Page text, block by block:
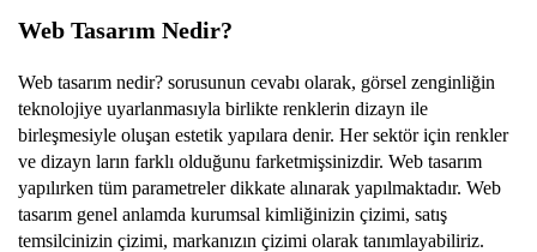
Web Tasarım Nedir?
Web tasarım nedir? sorusunun cevabı olarak, görsel zenginliğin
teknolojiye uyarlanmasıyla birlikte renklerin dizayn ile
birleşmesiyle oluşan estetik yapılara denir. Her sektör için renkler
ve dizayn ların farklı olduğunu farketmişsinizdir. Web tasarım
yapılırken tüm parametreler dikkate alınarak yapılmaktadır. Web
tasarım genel anlamda kurumsal kimliğinizin çizimi, satış
temsilcinizin çizimi, markanızın çizimi olarak tanımlayabiliriz.